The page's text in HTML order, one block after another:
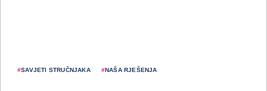
#SAVJETI STRUČNJAKA #NAŠA RJEŠENJA